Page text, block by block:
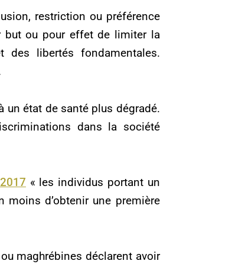
restriction ou préférence
but ou pour effet de limiter la
des libertés fondamentales.
un état de santé plus dégradé.
dans la société
« les individus portant un
d’obtenir une première
maghrébines déclarent avoir